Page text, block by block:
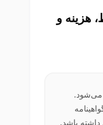
هزینه و
می‌شود.
باشد.